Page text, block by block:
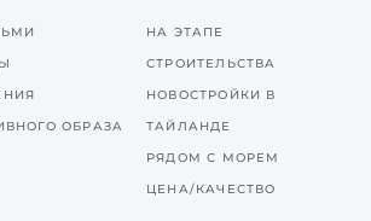
ОБРАЗА
НА ЭТАПЕ
СТРОИТЕЛЬСТВА
НОВОСТРОЙКИ В
ТАЙЛАНДЕ
РЯДОМ С МОРЕМ
ЦЕНА/КАЧЕСТВО